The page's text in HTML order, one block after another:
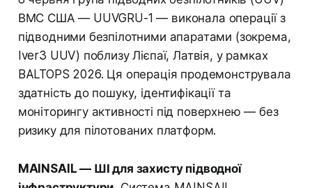
ВМС США — UUVGRU-1 — виконала операції з
підводними безпілотними апаратами (зокрема,
Iver3 UUV) поблизу Лієпаї, Латвія, у рамках
BALTOPS 2026. Ця операція продемонструвала
здатність до пошуку, ідентифікації та
моніторингу активності під поверхнею — без
ризику для пілотованих платформ.
MAINSAIL — ШІ для захисту підводної